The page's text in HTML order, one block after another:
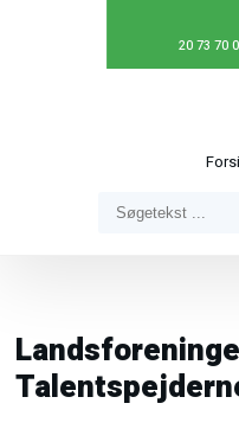
20 73 70